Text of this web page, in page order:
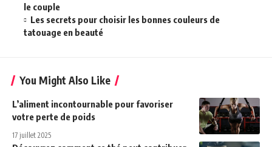
le couple
Les secrets pour choisir les bonnes couleurs de
tatouage en beauté
You Might Also Like
L’aliment incontournable pour favoriser
votre perte de poids
17 juillet 2025